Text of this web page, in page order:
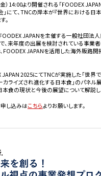
）14:00より開催される「FOODEX
にて、TNCの岸本が『世界における日
。
JAPANを主催する一般社団法
、来年度の出展を検討されている事業
FOODEX JAPANを活用した海外販路
JAPAN 2025にてTNCが実施した「世界
カライズされ進化する日本食」のパネル
食の現状と今後の展望について解説し
し込みはこちらよりお願いします。